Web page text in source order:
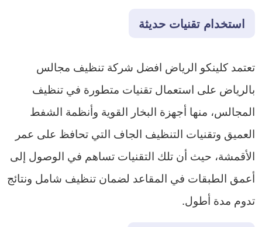
استخدام تقنيات حديثة
تعتمد كلينكو الرياض افضل شركة تنظيف مجالس
بالرياض على استعمال تقنيات متطورة في تنظيف
المجالس، منها أجهزة البخار القوية وأنظمة الشفط
العميق وتقنيات التنظيف الجاف التي تحافظ على عمر
الأقمشة، حيث أن تلك التقنيات تساهم في الوصول إلى
أعمق الطبقات في المقاعد لضمان تنظيف شامل ونتائج
تدوم مدة أطول.